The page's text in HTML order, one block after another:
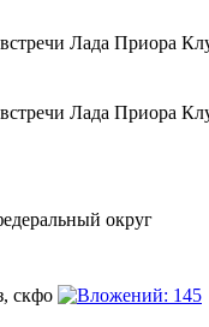
Лада Приора
Лада Приора
округ